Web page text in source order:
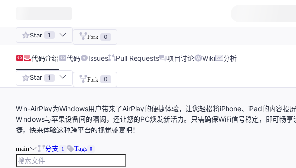
Star 1 Fork 0
代码介绍 代码 Issues Pull Requests 项目讨论 Wiki 分析
Star 1 Fork 0
Win-AirPlay为Windows用户带来了AirPlay的便捷体验，让您轻松将iPhone、iPad的内容投
Windows与苹果设备间的隔阂，还让您的PC焕发新活力。只需确保WiFi信号稳定，即可畅
捷，快来体验这种跨平台的视觉盛宴吧！
main 分支 1 Tags 0